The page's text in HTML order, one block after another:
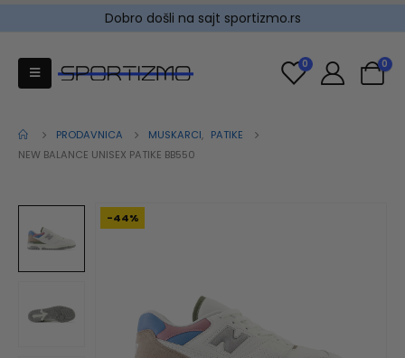
Dobro došli na sajt sportizmo.rs
0 0
PRODAVNICA MUSKARCI, PATIKE
NEW BALANCE UNISEX PATIKE BB550
-44%